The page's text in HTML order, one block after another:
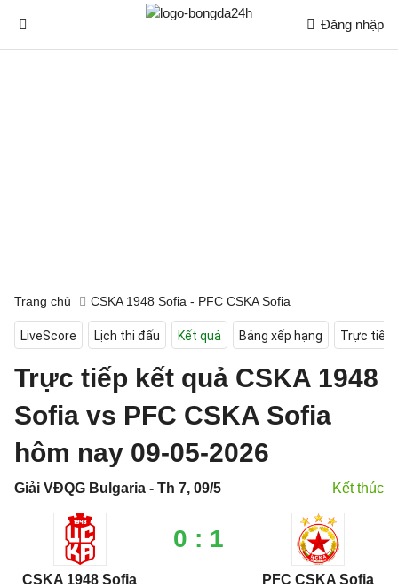
Đăng nhập
Trang chủ CSKA 1948 Sofia - PFC CSKA Sofia
LiveScore Lịch thi đấu Kết quả Bảng xếp hạng Trực tiếp
Trực tiếp kết quả CSKA 1948
Sofia vs PFC CSKA Sofia
hôm nay 09-05-2026
Giải VĐQG Bulgaria - Th 7, 09/5 Kết thúc
CSKA 1948 Sofia
0 : 1
PFC CSKA Sofia